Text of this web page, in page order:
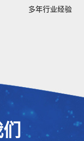
多年行业经验